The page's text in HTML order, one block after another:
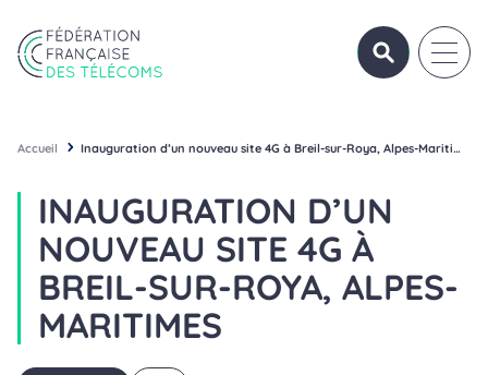
OUVRIR/
Accueil Inauguration d’un nouveau site 4G à Breil-sur-Roya, Alpes-Maritimes
INAUGURATION D’UN
NOUVEAU SITE 4G À
BREIL-SUR-ROYA, ALPES-
MARITIMES